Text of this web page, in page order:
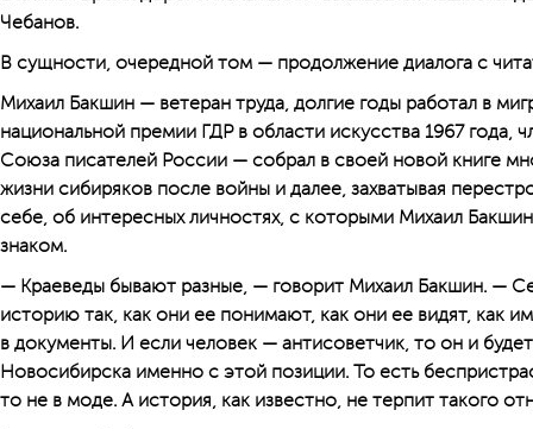
Чебанов.
В сущности, очередной том — продолжение диалога с
Михаил Бакшин — ветеран труда, долгие годы работал в
национальной премии ГДР в области искусства 1967 года,
Союза писателей России — собрал в своей новой книге
жизни сибиряков после вой­ны и далее, захватывая
себе, об интересных личностях, с которыми Михаил
знаком.
— Краеведы бывают разные, — говорит Михаил Бакшин. —
историю так, как они ее понимают, как они ее видят, как
в документы. И если человек — антисоветчик, то он и
Новосибирска именно с этой позиции. То есть
то не в моде. А история, как известно, не терпит такого